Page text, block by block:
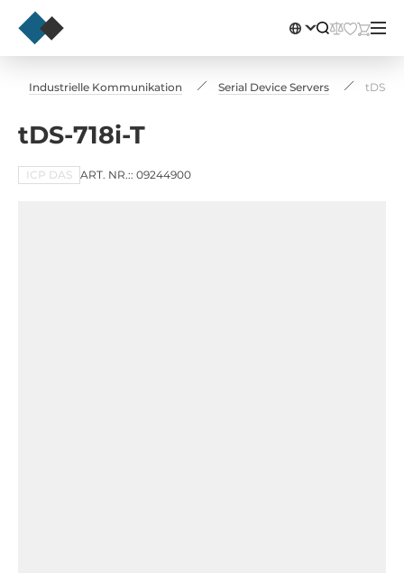
Industrielle Kommunikation Serial Device Servers tDS-
tDS-718i-T
ICP DAS ART. NR.:: 09244900